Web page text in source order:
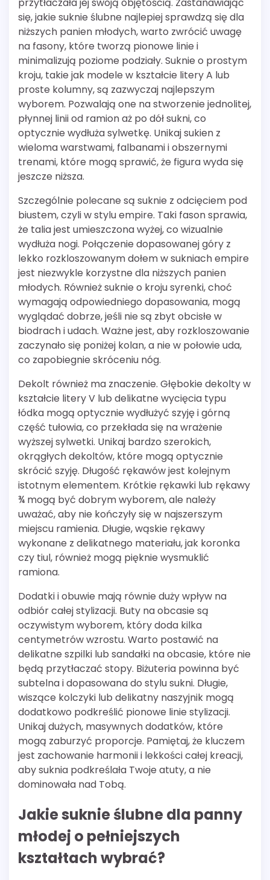
się, jakie suknie ślubne najlepiej sprawdzą się dla
niższych panien młodych, warto zwrócić uwagę
na fasony, które tworzą pionowe linie i
minimalizują poziome podziały. Suknie o prostym
kroju, takie jak modele w kształcie litery A lub
proste kolumny, są zazwyczaj najlepszym
wyborem. Pozwalają one na stworzenie jednolitej,
płynnej linii od ramion aż po dół sukni, co
optycznie wydłuża sylwetkę. Unikaj sukien z
wieloma warstwami, falbanami i obszernymi
trenami, które mogą sprawić, że figura wyda się
jeszcze niższa.
Szczególnie polecane są suknie z odcięciem pod
biustem, czyli w stylu empire. Taki fason sprawia,
że talia jest umieszczona wyżej, co wizualnie
wydłuża nogi. Połączenie dopasowanej góry z
lekko rozkloszowanym dołem w sukniach empire
jest niezwykle korzystne dla niższych panien
młodych. Również suknie o kroju syrenki, choć
wymagają odpowiedniego dopasowania, mogą
wyglądać dobrze, jeśli nie są zbyt obcisłe w
biodrach i udach. Ważne jest, aby rozkloszowanie
zaczynało się poniżej kolan, a nie w połowie uda,
co zapobiegnie skróceniu nóg.
Dekolt również ma znaczenie. Głębokie dekolty w
kształcie litery V lub delikatne wycięcia typu
łódka mogą optycznie wydłużyć szyję i górną
część tułowia, co przekłada się na wrażenie
wyższej sylwetki. Unikaj bardzo szerokich,
okrągłych dekoltów, które mogą optycznie
skrócić szyję. Długość rękawów jest kolejnym
istotnym elementem. Krótkie rękawki lub rękawy
¾ mogą być dobrym wyborem, ale należy
uważać, aby nie kończyły się w najszerszym
miejscu ramienia. Długie, wąskie rękawy
wykonane z delikatnego materiału, jak koronka
czy tiul, również mogą pięknie wysmuklić
ramiona.
Dodatki i obuwie mają równie duży wpływ na
odbiór całej stylizacji. Buty na obcasie są
oczywistym wyborem, który doda kilka
centymetrów wzrostu. Warto postawić na
delikatne szpilki lub sandałki na obcasie, które nie
będą przytłaczać stopy. Biżuteria powinna być
subtelna i dopasowana do stylu sukni. Długie,
wiszące kolczyki lub delikatny naszyjnik mogą
dodatkowo podkreślić pionowe linie stylizacji.
Unikaj dużych, masywnych dodatków, które
mogą zaburzyć proporcje. Pamiętaj, że kluczem
jest zachowanie harmonii i lekkości całej kreacji,
aby suknia podkreślała Twoje atuty, a nie
dominowała nad Tobą.
Jakie suknie ślubne dla panny
młodej o pełniejszych
kształtach wybrać?